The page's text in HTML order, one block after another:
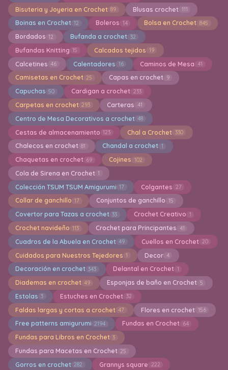
Bisuteria y Joyeria en Crochet 89 Blusas crochet 111
Boinas en Crochet 12 Boleros 14 Bolsa en Crochet 845
Bordados 12 Bufanda a crochet 32
Bufandas Knitting 15 Calcados tejidos 19
Calcetines 46 Calentadores 16 Caminos de Mesa 41
Camisetas en Crochet 25 Capas en crochet 9
Capuchas 50 Cardigan a crochet 233
Carpetas en crochet 293 Carteras 41
Centro de Mesa Decorativos a crochet 48
Cestas de almacenamiento 123 Chal a Crochet 330
Chalecos en crochet 81 Chandal a crochet 1
Chaquetas en crochet 69 Cojines 102
Cola de Sirena en Crochet 1
Colección TSUM TSUM Amigurumi 17 Colgantes 27
Collar de ganchillo 17 Conjuntos de ganchillo 15
Covertor para Tazas a crochet 33 Crochet Creativo 1
Crochet navideño 113 Crochet para Principantes 41
Cuadros de la Abuela en Crochet 49 Cuellos en Crochet 20
Cuidados para Nuestros Tejedores 1 Decor 4
Decoración en crochet 343 Delantal en Crochet 1
Diademas en crochet 49 Esponjas de baño en Crochet 5
Estolas 3 Estuches en Crochet 32
Faldas largas y cortas a crochet 47 Flores en crochet 156
Free patterns amigurumi 2194 Fundas en Crochet 64
Fundas para Libros en Crochet 3
Fundas para Macetas en Crochet 25
Gorros en crochet 282 Grannys square 222